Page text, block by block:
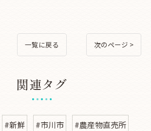
一覧に戻る 次のページ >
関連タグ
#新鮮 #市川市
#農産物直売所